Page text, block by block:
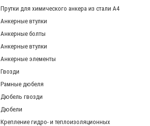
Прутки для химического анкера из стали А4
Анкерные втулки
Анкерные болты
Анкерные втулки
Анкерные элементы
Гвозди
Рамные дюбеля
Дюбель гвозди
Дюбели
Крепление гидро- и теплоизоляционных